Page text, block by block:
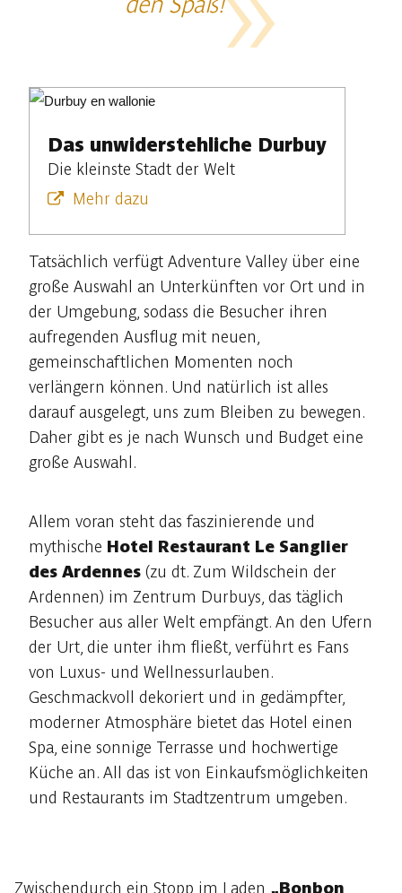
Das unwiderstehliche Durbuy
Die kleinste Stadt der Welt
Mehr dazu
Tatsächlich verfügt Adventure Valley über eine
große Auswahl an Unterkünften vor Ort und in
der Umgebung, sodass die Besucher ihren
aufregenden Ausflug mit neuen,
gemeinschaftlichen Momenten noch
verlängern können. Und natürlich ist alles
darauf ausgelegt, uns zum Bleiben zu bewegen.
Daher gibt es je nach Wunsch und Budget eine
große Auswahl.
Allem voran steht das faszinierende und
mythische Hotel Restaurant Le Sanglier
des Ardennes (zu dt. Zum Wildschein der
Ardennen) im Zentrum Durbuys, das täglich
Besucher aus aller Welt empfängt. An den Ufern
der Urt, die unter ihm fließt, verführt es Fans
von Luxus- und Wellnessurlauben.
Geschmackvoll dekoriert und in gedämpfter,
moderner Atmosphäre bietet das Hotel einen
Spa, eine sonnige Terrasse und hochwertige
Küche an. All das ist von Einkaufsmöglichkeiten
und Restaurants im Stadtzentrum umgeben.
Zwischendurch ein Stopp im Laden „Bonbon